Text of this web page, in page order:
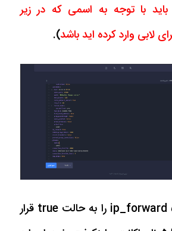
با توجه به اسمی که در زیر
).
در اخر در خط 53 ip_forward را به حالت true قرار